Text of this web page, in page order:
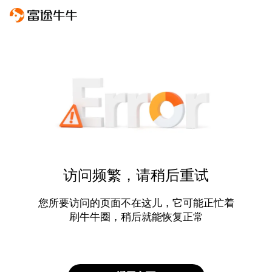
访问频繁，请稍后重试
您所要访问的页面不在这儿，它可能正忙着
刷牛牛圈，稍后就能恢复正常